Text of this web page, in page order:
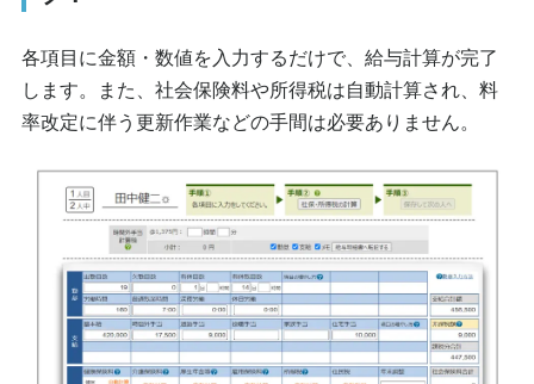
各項目に金額・数値を入力するだけで、給与計算が完了
します。また、社会保険料や所得税は自動計算され、料
率改定に伴う更新作業などの手間は必要ありません。